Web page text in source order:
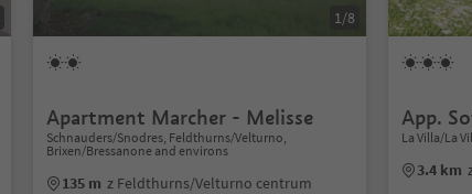
1/8
Apartment Marcher - Melisse
Schnauders/Snodres, Feldthurns/Velturno,
Brixen/Bressanone and environs
135 m z Feldthurns/Velturno centrum
App.
La Villa/La
3.4 km